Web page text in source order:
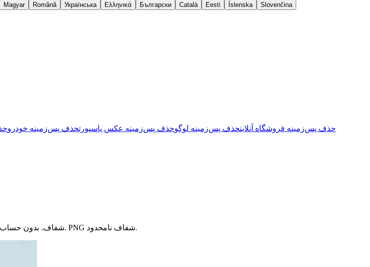
Magyar Română Українська Ελληνικά Български Català Eesti Íslenska Slovenčina
حذف پس‌زمینه فروشگاه آنلاینحذف پس‌زمینه لوگوحذف پس‌زمینه عکس پاسپورتحذف پس‌زمینه خودرو
همان حذف پس‌زمینه با یک کلیک — بدون نیاز به حساب Canva و بدون محدودیت روی PNG شفاف. بدون حساب. PNG شفاف نامحدود.